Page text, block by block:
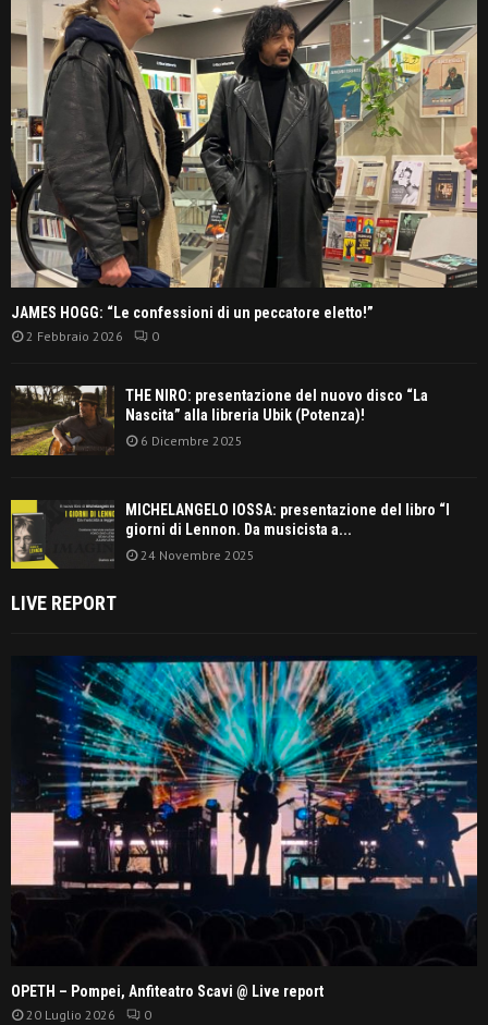
JAMES HOGG: “Le confessioni di un peccatore eletto!”
2 Febbraio 2026 0
THE NIRO: presentazione del nuovo disco “La
Nascita” alla libreria Ubik (Potenza)!
6 Dicembre 2025
MICHELANGELO IOSSA: presentazione del libro “I
giorni di Lennon. Da musicista a...
24 Novembre 2025
LIVE REPORT
OPETH – Pompei, Anfiteatro Scavi @ Live report
20 Luglio 2026 0